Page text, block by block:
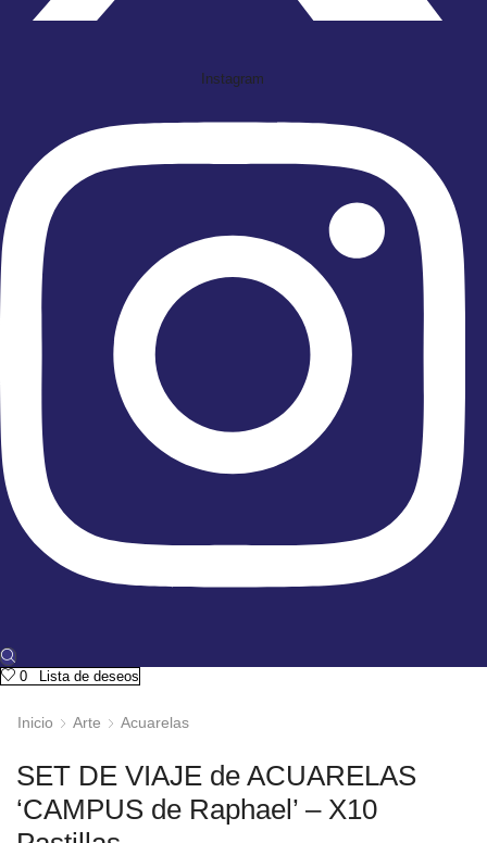
Instagram
0 Lista de deseos
Inicio Arte Acuarelas
SET DE VIAJE de ACUARELAS
‘CAMPUS de Raphael’ – X10